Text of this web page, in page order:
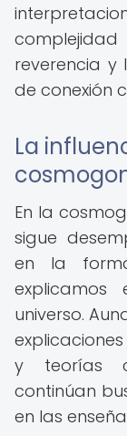
reverencia
de conexión
La
En la
sigue
en la
universo.
y teorías
continúan
en las